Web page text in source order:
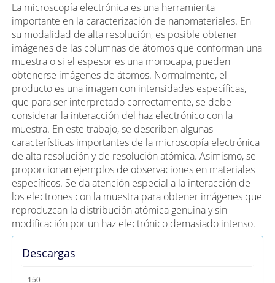
La microscopía electrónica es una herramienta
importante en la caracterización de nanomateriales. En
su modalidad de alta resolución, es posible obtener
imágenes de las columnas de átomos que conforman una
muestra o si el espesor es una monocapa, pueden
obtenerse imágenes de átomos. Normalmente, el
producto es una imagen con intensidades específicas,
que para ser interpretado correctamente, se debe
considerar la interacción del haz electrónico con la
muestra. En este trabajo, se describen algunas
características importantes de la microscopía electrónica
de alta resolución y de resolución atómica. Asimismo, se
proporcionan ejemplos de observaciones en materiales
específicos. Se da atención especial a la interacción de
los electrones con la muestra para obtener imágenes que
reproduzcan la distribución atómica genuina y sin
modificación por un haz electrónico demasiado intenso.
Descargas